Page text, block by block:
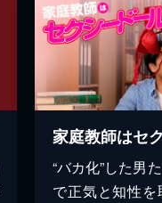
家庭教師はセ
“バカ化”した男
で正気と知性を